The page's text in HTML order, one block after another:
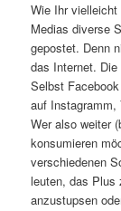
Wie Ihr
Medias diverse
gepostet. Denn
das Internet.
Selbst
auf Instagramm,
Wer also weiter
konsumieren
verschiedenen
leuten, das Plus
anzustupsen